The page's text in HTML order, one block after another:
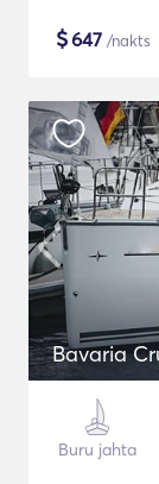
$647 /nakts
Bavaria
Buru jahta